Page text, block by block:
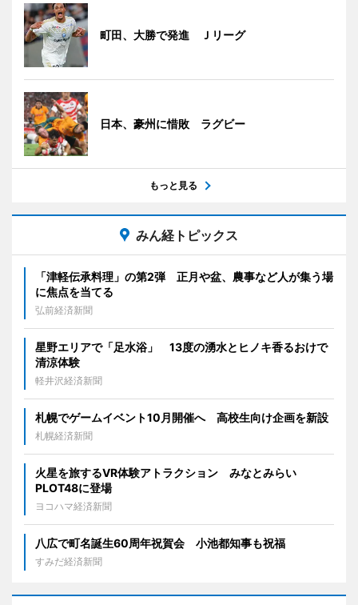
町田、大勝で発進 Ｊリーグ
日本、豪州に惜敗 ラグビー
もっと見る
みん経トピックス
「津軽伝承料理」の第2弾 正月や盆、農事など人が集う場
に焦点を当てる
弘前経済新聞
星野エリアで「足水浴」 13度の湧水とヒノキ香るおけで
清涼体験
軽井沢経済新聞
札幌でゲームイベント10月開催へ 高校生向け企画を新設
札幌経済新聞
火星を旅するVR体験アトラクション みなとみらい
PLOT48に登場
ヨコハマ経済新聞
八広で町名誕生60周年祝賀会 小池都知事も祝福
すみだ経済新聞